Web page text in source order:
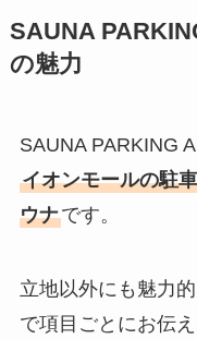
SAUNA
の魅力
SAUNA PARKING
イオンモールの駐
ウナです。
立地以外にも魅力
で項目ごとにお伝え